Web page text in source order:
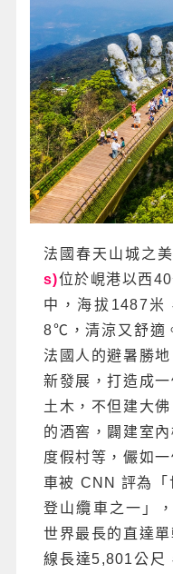
法國春天山城之
s)位於峴港以西
中，海拔1487
8℃，清涼又舒適
法國人的避暑勝
新發展，打造成
土木，不但建大
的酒窖，闢建室
度假村等，儼如
車被 CNN 評為「
登山纜車之一」
世界最長的直達
線長達5,801公尺